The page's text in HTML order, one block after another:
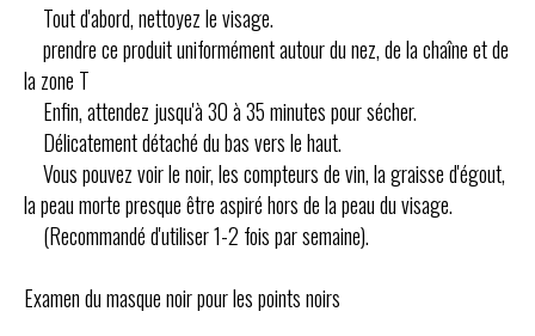
Tout d'abord, nettoyez le visage.
prendre ce produit uniformément autour du nez, de la chaîne et de
la zone T
Enfin, attendez jusqu'à 30 à 35 minutes pour sécher.
Délicatement détaché du bas vers le haut.
Vous pouvez voir le noir, les compteurs de vin, la graisse d'égout,
la peau morte presque être aspiré hors de la peau du visage.
(Recommandé d'utiliser 1-2 fois par semaine).
Examen du masque noir pour les points noirs